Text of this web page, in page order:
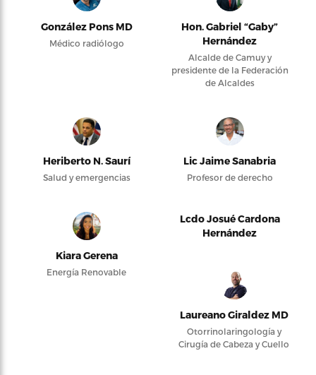
González Pons MD
Médico radiólogo
Hon. Gabriel “Gaby”
Hernández
Alcalde de Camuy y
presidente de la Federación
de Alcaldes
Heriberto N. Saurí
Salud y emergencias
Lic Jaime Sanabria
Profesor de derecho
Kiara Gerena
Energía Renovable
Lcdo Josué Cardona
Hernández
Laureano Giraldez MD
Otorrinolaringología y
Cirugía de Cabeza y Cuello